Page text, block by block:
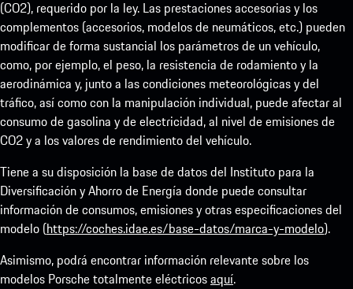
(CO2), requerido por la ley. Las prestaciones accesorias y los
complementos (accesorios, modelos de neumáticos, etc.) pueden
modificar de forma sustancial los parámetros de un vehículo,
como, por ejemplo, el peso, la resistencia de rodamiento y la
aerodinámica y, junto a las condiciones meteorológicas y del
tráfico, así como con la manipulación individual, puede afectar al
consumo de gasolina y de electricidad, al nivel de emisiones de
CO2 y a los valores de rendimiento del vehículo.
Tiene a su disposición la base de datos del Instituto para la
Diversificación y Ahorro de Energía donde puede consultar
información de consumos, emisiones y otras especificaciones del
modelo (https://coches.idae.es/base-datos/marca-y-modelo).
Asimismo, podrá encontrar información relevante sobre los
modelos Porsche totalmente eléctricosaquí.